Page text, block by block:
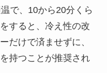
で、10から20分くら
すると、冷え性の改
だけで済ませずに、
持つことが推奨され